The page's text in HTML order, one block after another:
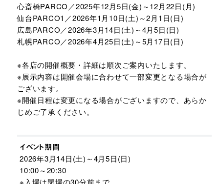
心斎橋PARCO／2025年12月5日(金)～12月22日(月)
仙台PARCO1／2026年1月10日(土)～2月1日(日)
広島PARCO／2026年3月14日(土)～4月5日(日)
札幌PARCO／2026年4月25日(土)～5月17日(日)
※各店の開催概要・詳細は順次ご案内いたします。
※展示内容は開催会場に合わせて一部変更となる場合が
ございます。
※開催日程は変更になる場合がございますので、あらか
じめご了承ください。
イベント期間
2026年3月14日(土)～4月5日(日)
10:00～20:30
※入場は閉場の30分前まで